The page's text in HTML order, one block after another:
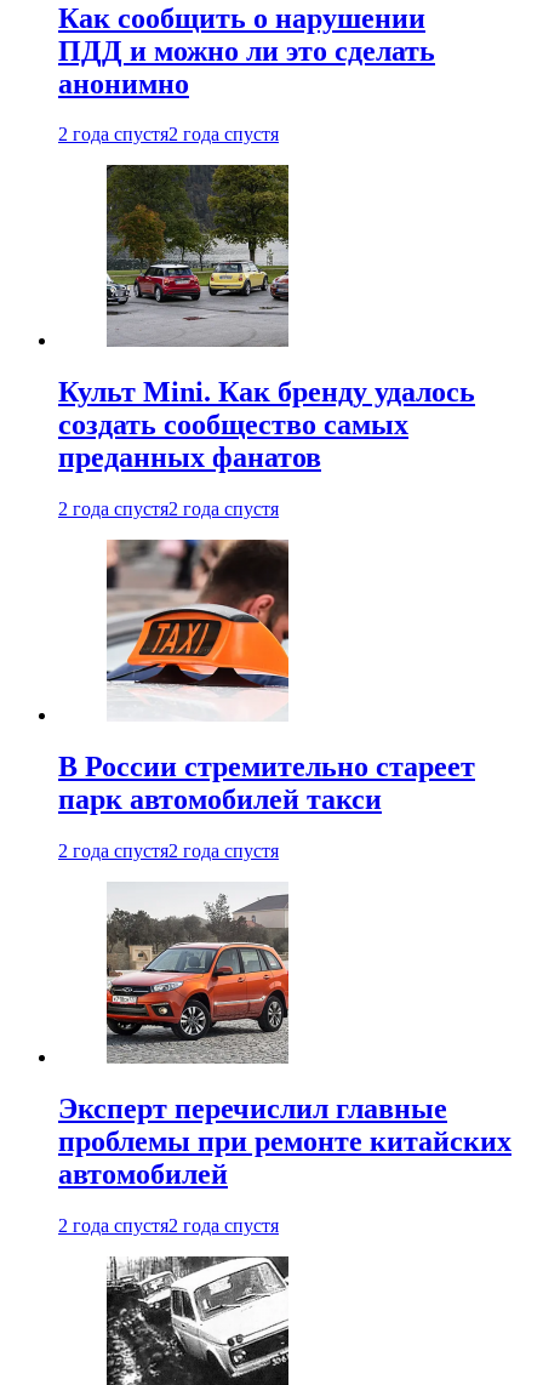
Как сообщить о нарушении
ПДД и можно ли это сделать
анонимно
2 года спустя2 года спустя
Культ Mini. Как бренду удалось
создать сообщество самых
преданных фанатов
2 года спустя2 года спустя
В России стремительно стареет
парк автомобилей такси
2 года спустя2 года спустя
Эксперт перечислил главные
проблемы при ремонте китайских
автомобилей
2 года спустя2 года спустя